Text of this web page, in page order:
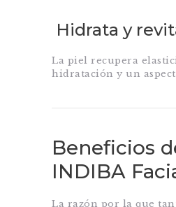
Hidrata y
La piel recupera
hidratación y un
Beneficios
INDIBA
La razón por la que